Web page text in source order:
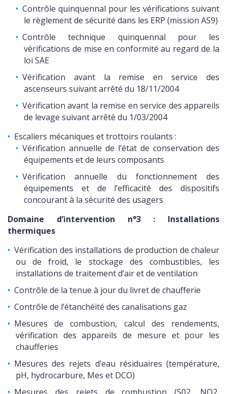
Contrôle quinquennal pour les vérifications suivant
le règlement de sécurité dans les ERP (mission AS9)
Contrôle technique quinquennal pour les
vérifications de mise en conformité au regard de la
loi SAE
Vérification avant la remise en service des
ascenseurs suivant arrêté du 18/11/2004
Vérification avant la remise en service des appareils
de levage suivant arrêté du 1/03/2004
Escaliers mécaniques et trottoirs roulants :
Vérification annuelle de l’état de conservation des
équipements et de leurs composants
Vérification annuelle du fonctionnement des
équipements et de l’efficacité des dispositifs
concourant à la sécurité des usagers
Domaine d’intervention n°3 : Installations
thermiques
Vérification des installations de production de chaleur
ou de froid, le stockage des combustibles, les
installations de traitement d’air et de ventilation
Contrôle de la tenue à jour du livret de chaufferie
Contrôle de l’étanchéité des canalisations gaz
Mesures de combustion, calcul des rendements,
vérification des appareils de mesure et pour les
chaufferies
Mesures des rejets d’eau résiduaires (température,
pH, hydrocarbure, Mes et DCO)